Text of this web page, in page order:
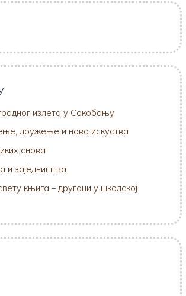
излета у Сокобању
дружење и нова искуства
снова
заједништва
књига – другаци у школској